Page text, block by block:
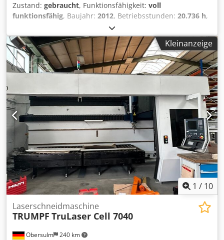
Zustand: gebraucht, Funktionsfähigkeit: voll
funktionsfähig, Baujahr: 2012, Betriebsstunden: 20.736 h,
, Hubhöhe:
Diesel, Leistung:185 kW (251,53 PS), Leergewicht:40.100
kg, Antriebsart:Diesel
, Leercontainer Reachstacker
Fahrgestellnummer: 0 Dwedozkcx Iepfx Ab Tsa
Lastschwerpunkt: 1220 Zustand: Einsatzbereit und voll
funktionsfähig Zustand Technisch: gut Bereifung vorne
Zentralschmieranlage, Rückfahrkamera
Kleinanzeige
1 / 10
Obersulm 240 km
Laserschneidmaschine
TRUMPF TruLaser Cell 7040